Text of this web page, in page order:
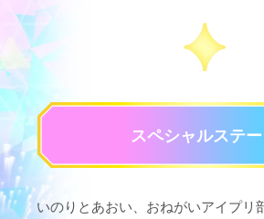
スペシャルステ
いのりとあおい、おねがいアイプリ